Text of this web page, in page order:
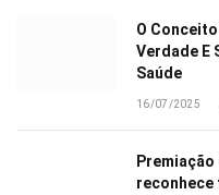
O
Verdade E
Saúde
16/07/2025